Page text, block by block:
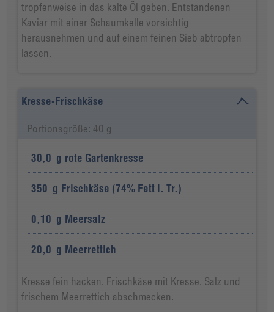
tropfenweise in das kalte Öl geben. Entstandenen
Kaviar mit einer Schaumkelle vorsichtig
herausnehmen und auf einem feinen Sieb abtropfen
lassen.
Kresse-Frischkäse
Portionsgröße: 40 g
30,0 g rote Gartenkresse
350 g Frischkäse (74% Fett i. Tr.)
0,10 g Meersalz
20,0 g Meerrettich
Kresse fein hacken. Frischkäse mit Kresse, Salz und
frischem Meerrettich abschmecken.